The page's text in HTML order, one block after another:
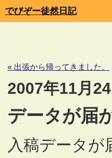
でびぞー徒然日記
« 出張から帰ってきました。
2007年11月24
データが届
入稿データが